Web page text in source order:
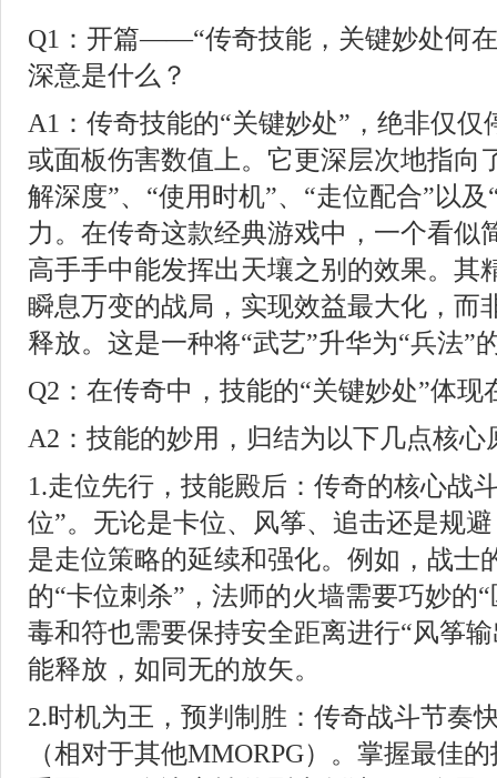
Q1：开篇——“传奇技能，关键妙处何
深意是什么？
A1：传奇技能的“关键妙处”，绝非仅仅
或面板伤害数值上。它更深层次地指向
解深度”、“使用时机”、“走位配合”以
力。在传奇这款经典游戏中，一个看似
高手手中能发挥出天壤之别的效果。其
瞬息万变的战局，实现效益最大化，而
释放。这是一种将“武艺”升华为“兵法”
Q2：在传奇中，技能的“关键妙处”体
A2：技能的妙用，归结为以下几点核心
1.走位先行，技能殿后：传奇的核心战
位”。无论是卡位、风筝、追击还是规
是走位策略的延续和强化。例如，战士
的“卡位刺杀”，法师的火墙需要巧妙的
毒和符也需要保持安全距离进行“风筝
能释放，如同无的放矢。
2.时机为王，预判制胜：传奇战斗节奏
（相对于其他MMORPG）。掌握最佳